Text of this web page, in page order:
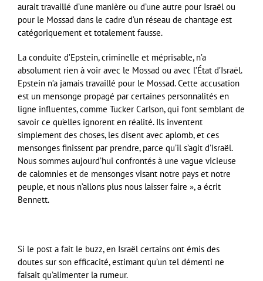
aurait travaillé d’une manière ou d’une autre pour Israël ou
pour le Mossad dans le cadre d’un réseau de chantage est
catégoriquement et totalement fausse.
La conduite d’Epstein, criminelle et méprisable, n’a
absolument rien à voir avec le Mossad ou avec l’État d’Israël.
Epstein n’a jamais travaillé pour le Mossad. Cette accusation
est un mensonge propagé par certaines personnalités en
ligne influentes, comme Tucker Carlson, qui font semblant de
savoir ce qu’elles ignorent en réalité. Ils inventent
simplement des choses, les disent avec aplomb, et ces
mensonges finissent par prendre, parce qu’il s’agit d’Israël.
Nous sommes aujourd’hui confrontés à une vague vicieuse
de calomnies et de mensonges visant notre pays et notre
peuple, et nous n’allons plus nous laisser faire », a écrit
Bennett.
Si le post a fait le buzz, en Israël certains ont émis des
doutes sur son efficacité, estimant qu’un tel démenti ne
faisait qu’alimenter la rumeur.